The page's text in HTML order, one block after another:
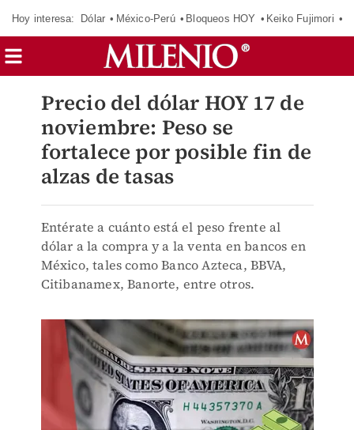
Hoy interesa: Dólar México-Perú Bloqueos HOY Keiko Fujimori
Precio del dólar HOY 17 de
noviembre: Peso se
fortalece por posible fin de
alzas de tasas
Entérate a cuánto está el peso frente al
dólar a la compra y a la venta en bancos en
México, tales como Banco Azteca, BBVA,
Citibanamex, Banorte, entre otros.